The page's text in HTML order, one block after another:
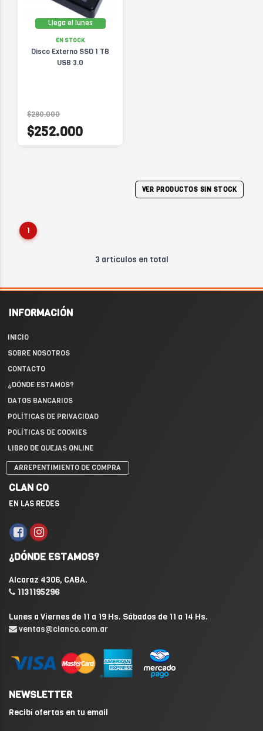
Llega el lunes
EN STOCK
Disco Externo SSD 1 TB
USB 3.0
$280.000
$252.000
VER PRODUCTOS SIN STOCK
1
3 artículos en total
INFORMACIÓN
INICIO
SOBRE NOSOTROS
CONTACTO
¿DÓNDE ESTAMOS?
DATOS BANCARIOS
POLÍTICAS DE PRIVACIDAD
POLÍTICAS DE COOKIES
LIBRO DE QUEJAS ONLINE
ARREPENTIMIENTO DE COMPRA
CLAN CO
EN LAS REDES
¿DÓNDE ESTAMOS?
Alcaraz 4306, CABA.
1131195296
Lunes a Viernes de 11 a 19 Hs. Sábados de 11 a 14 Hs.
ventas@clanco.com.ar
NEWSLETTER
Recibí ofertas en tu email